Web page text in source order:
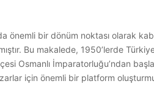
önemli bir dönüm noktası olarak
Bu makalede, 1950’lerde
Osmanlı İmparatorluğu’ndan
için önemli bir platform